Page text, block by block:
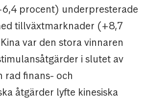
procent) underpresterade
tillväxtmarknader (+8,7
var den stora vinnaren
i slutet av
rad finans- och
åtgärder lyfte kinesiska